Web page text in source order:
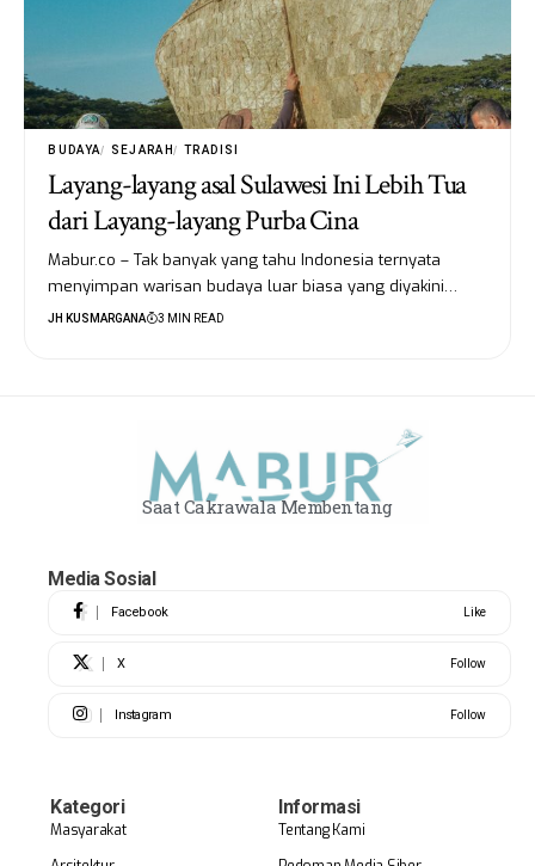
BUDAYA SEJARAH TRADISI
Layang-layang asal Sulawesi Ini Lebih Tua
dari Layang-layang Purba Cina
Mabur.co – Tak banyak yang tahu Indonesia ternyata
menyimpan warisan budaya luar biasa yang diyakini…
JH KUSMARGANA 3 MIN READ
Saat Cakrawala Membentang
Media Sosial
Facebook Like
X Follow
Instagram Follow
Kategori
Masyarakat
Informasi
Tentang Kami